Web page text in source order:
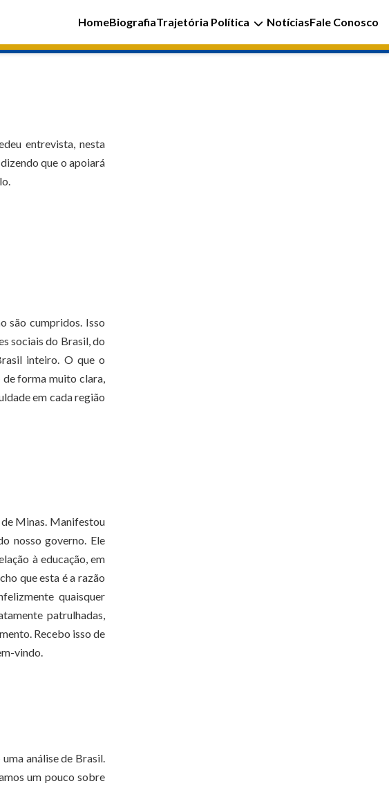
HomeBiografiaTrajetória Política NotíciasFale Conosco
entrevista, nesta
que o apoiará
são cumpridos. Isso
sociais do Brasil, do
inteiro. O que o
de forma muito clara,
em cada região
Minas. Manifestou
nosso governo. Ele
à educação, em
que esta é a razão
quaisquer
patrulhadas,
Recebo isso de
vindo.
análise de Brasil.
um pouco sobre